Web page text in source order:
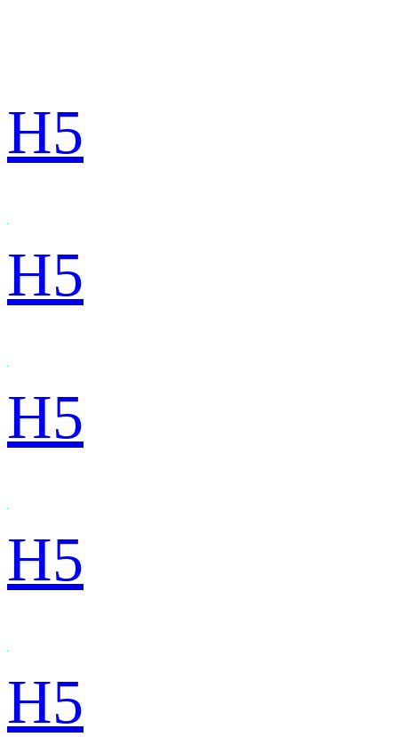
H5
H5
H5
H5
H5